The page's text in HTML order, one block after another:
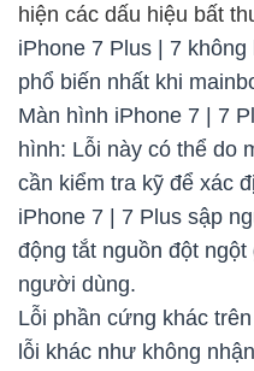
hiện các dấu hiệu bất
iPhone 7 Plus | 7
phổ biến nhất khi
Màn hình iPhone 7 | 7
hình: Lỗi này có thể do
cần kiểm tra kỹ để xác
iPhone 7 | 7 Plus sập
động tắt nguồn đột
người dùng.
Lỗi phần cứng khác
lỗi khác như không